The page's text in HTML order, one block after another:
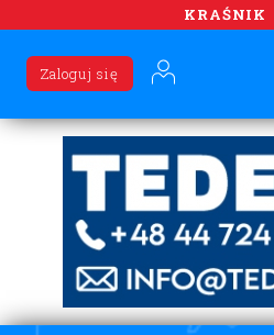
KRAŚNIK
Zaloguj się